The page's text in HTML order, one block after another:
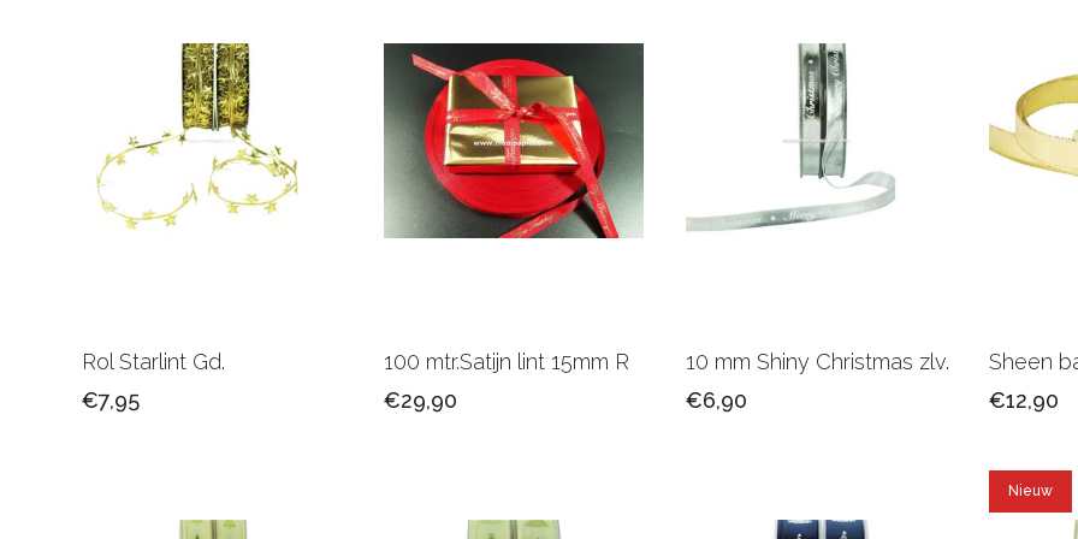
Rol Starlint Gd.
€7,95
100 mtr.Satijn lint 15mm R
€29,90
10 mm Shiny Christmas zlv.
€6,90
Sheen
€12,90
Nieuw